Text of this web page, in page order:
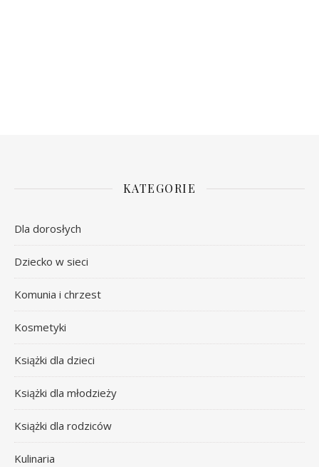
KATEGORIE
Dla dorosłych
Dziecko w sieci
Komunia i chrzest
Kosmetyki
Książki dla dzieci
Książki dla młodzieży
Książki dla rodziców
Kulinaria